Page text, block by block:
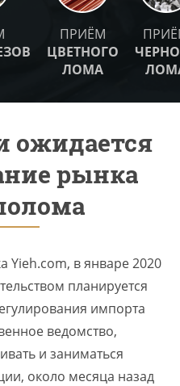
ПРИЁМ
ЦВЕТНОГО
ЛОМА
ожидается
рынка
Yieh.com, в январе 2020
планируется
импорта
ведомство,
и заниматься
около месяца назад